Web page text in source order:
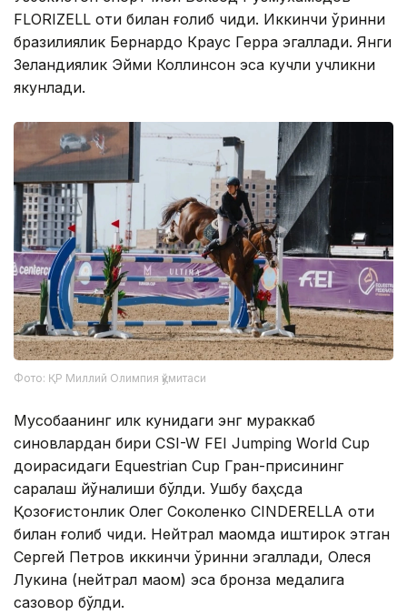
FLORIZELL оти билан ғолиб чиқди. Иккинчи ўринни
бразилиялик Бернардо Краус Герра эгаллади. Янги
Зеландиялик Эйми Коллинсон эса кучли учликни
якунлади.
Фото: ҚР Миллий Олимпия қўмитаси
Мусобақанинг илк кунидаги энг мураккаб
синовлардан бири CSI-W FEI Jumping World Cup
доирасидаги Equestrian Cup Гран-присининг
саралаш йўналиши бўлди. Ушбу баҳсда
Қозоғистонлик Олег Соколенко CINDERELLA оти
билан ғолиб чиқди. Нейтрал мақомда иштирок этган
Сергей Петров иккинчи ўринни эгаллади, Олеся
Лукина (нейтрал мақом) эса бронза медалига
сазовор бўлди.